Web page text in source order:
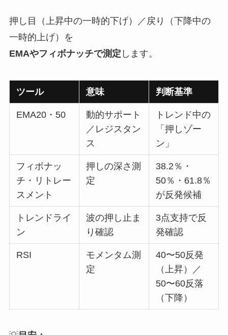
押し目（上昇中の一時的下げ）／戻り（下降中の
一時的上げ）を
EMAやフィボナッチで測定 します。
ツール 意味 判断基準
EMA20・50
動的サポート
／レジスタン
ス
トレンド中の
「押しゾー
ン」
フィボナッ
チ・リトレー
スメント
押しの深さ測
定
38.2％・
50％・61.8％
が反発候補
トレンドライ
ン
波の押し止ま
り確認
3点支持で反
発確認
RSI
モメンタム測
定
40〜50反発
（上昇）／
50〜60反落
（下降）